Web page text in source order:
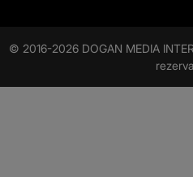
© 2016-2026 DOGAN MEDIA